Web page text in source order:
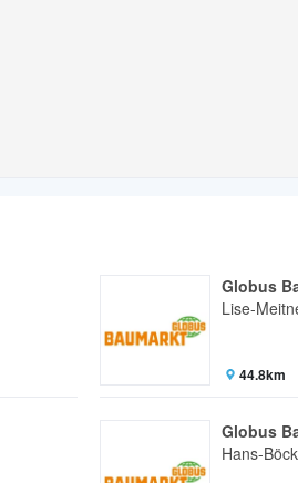
Globus
Lise-
44.8km
Globus
Hans-